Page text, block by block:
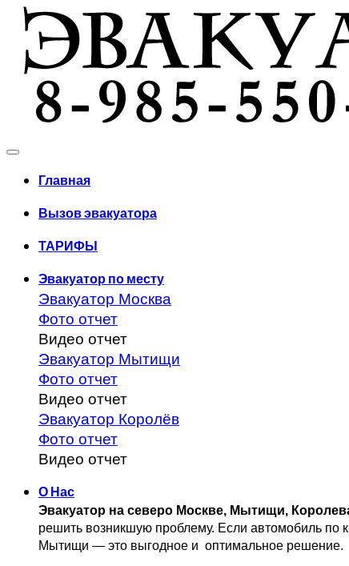
Главная
Вызов эвакуатора
ТАРИФЫ
Эвакуатор по месту
Эвакуатор Москва
Фото отчет
Видео отчет
Эвакуатор Мытищи
Фото отчет
Видео отчет
Эвакуатор Королёв
Фото отчет
Видео отчет
О Нас
Эвакуатор на северо Москве, Мытищи,
решить возникшую проблему. Если автомобиль по
Мытищи — это выгодное и оптимальное решение.